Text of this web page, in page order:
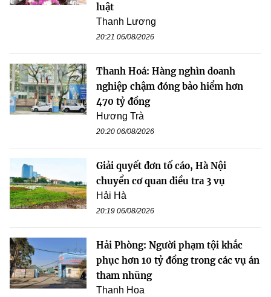
luật
Thanh Lương
20:21 06/08/2026
Thanh Hoá: Hàng nghìn doanh
nghiệp chậm đóng bảo hiểm hơn
470 tỷ đồng
Hương Trà
20:20 06/08/2026
Giải quyết đơn tố cáo, Hà Nội
chuyển cơ quan điều tra 3 vụ
Hải Hà
20:19 06/08/2026
Hải Phòng: Người phạm tội khắc
phục hơn 10 tỷ đồng trong các vụ án
tham nhũng
Thanh Hoa